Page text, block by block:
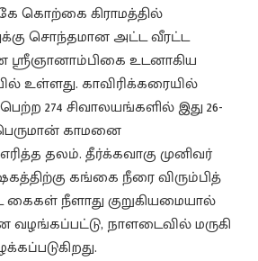
கொற்கை கிராமத்தில்
சொந்தமான அட்ட வீரட்ட
உடனாகிய
உள்ளது. காவிரிக்கரையில்
274 சிவாலயங்களில் இது 26-
காமனை
தலம். தீர்க்கவாகு முனிவர்
கங்கை நீரை விரும்பித்
நீளாது குறுகியமையால்
வழங்கப்பட்டு, நாளடைவில் மருகி